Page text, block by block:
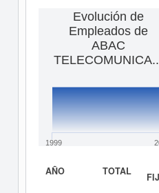
Evolución de
Empleados de
ABAC
1999
AÑO TOTAL